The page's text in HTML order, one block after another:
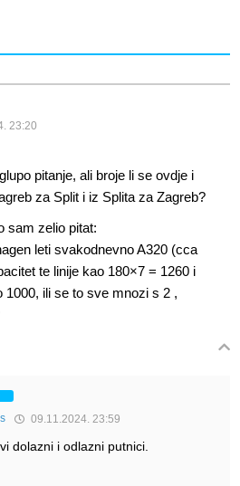
23:20
pitanje, ali broje li se ovdje i
za Split i iz Splita za Zagreb?
sam zelio pitat:
leti svakodnevno A320 (cca
te linije kao 180×7 = 1260 i
1000, ili se to sve mnozi s 2 ,
09.11.2024. 23:59
dolazni i odlazni putnici.